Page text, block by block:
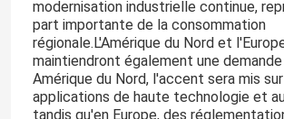
modernisation industrielle continue,
part importante de la consommation
régionale.L'Amérique du Nord et
maintiendront également une
Amérique du Nord, l'accent sera mis
applications de haute technologie et
tandis qu'en Europe, des